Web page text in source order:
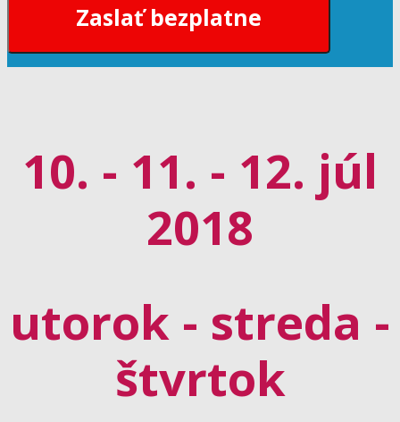
Zaslať bezplatne
10. - 11. - 12. júl
2018
utorok - streda -
štvrtok